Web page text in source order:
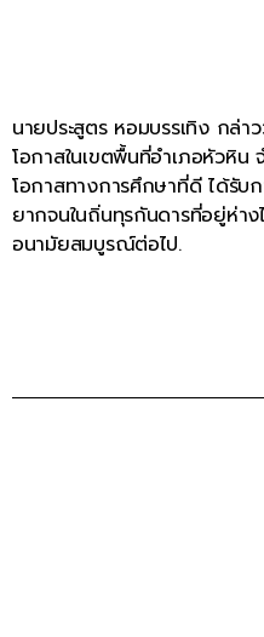
นายประสูตร หอมบรรเทิง กล่า
โอกาสในเขตพื้นที่อำเภอหัวหิน
โอกาสทางการศึกษาที่ดี ได้รับ
ยากจนในถิ่นทุรกันดารที่อยู่ห่า
อนามัยสมบูรณ์ต่อไป.